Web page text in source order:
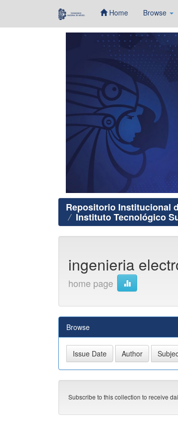
Home Browse
Repositorio Institucional
Instituto Tecnológico
ingenieria
home page
Browse
Subscribe to this collection to receive